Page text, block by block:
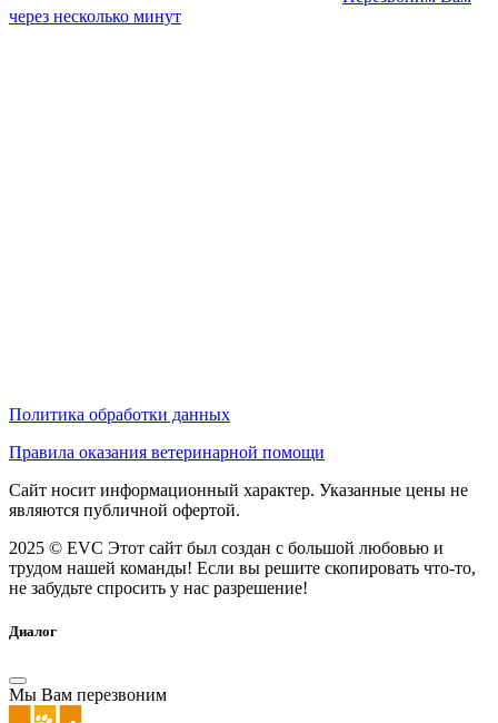
через несколько минут
Политика обработки данных
Правила оказания ветеринарной помощи
Сайт носит информационный характер. Указанные цены не
являются публичной офертой.
2025 © EVC Этот сайт был создан с большой любовью и
трудом нашей команды! Если вы решите скопировать что-то,
не забудьте спросить у нас разрешение!
Диалог
Мы Вам перезвоним